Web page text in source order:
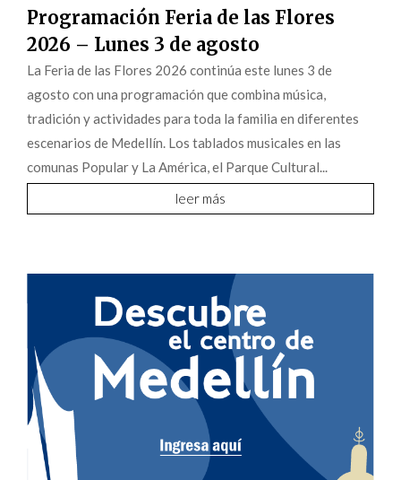
Programación Feria de las Flores
2026 – Lunes 3 de agosto
La Feria de las Flores 2026 continúa este lunes 3 de
agosto con una programación que combina música,
tradición y actividades para toda la familia en diferentes
escenarios de Medellín. Los tablados musicales en las
comunas Popular y La América, el Parque Cultural...
leer más